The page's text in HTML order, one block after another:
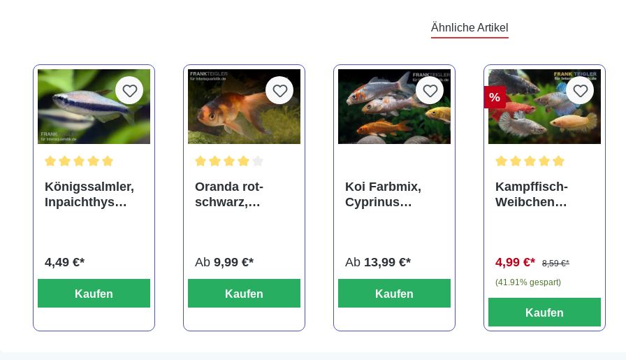
Ähnliche Artikel
Königssalmler,
Inpaichthys
4,49 €*
Kaufen
Oranda rot-
schwarz,
verschiedene
Größen
Ab 9,99 €*
Kaufen
Koi Farbmix,
Cyprinus
Ab 13,99 €*
Kaufen
%
Kampffisch-
Weibchen
4,99 €*
8,59 €*
(41.91% gespart)
Kaufen